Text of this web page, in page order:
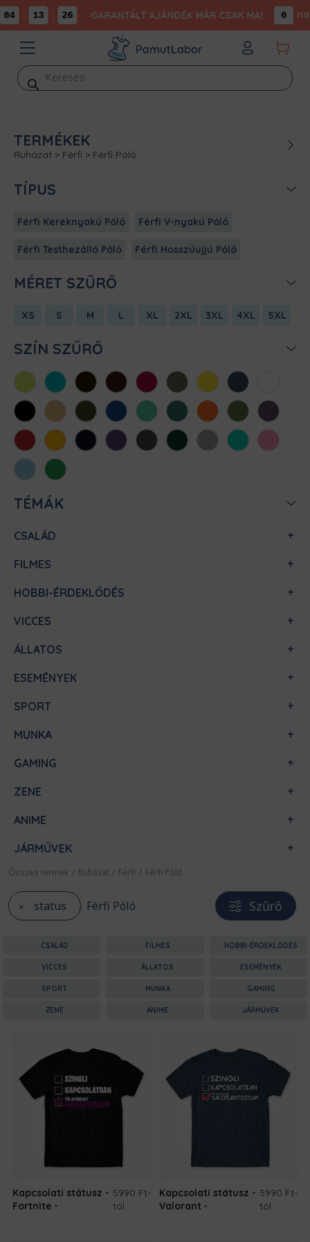
13 26 GARANTÁLT AJÁNDÉK MÁR CSAK MA! 0
Products
search
TERMÉKEK
Ruházat > Férfi > Férfi Póló
TÍPUS
Férfi Kereknyakú Póló Férfi V-nyakú Póló
Férfi Testhezálló Póló Férfi Hosszúujjú Póló
MÉRET SZŰRŐ
XS S M L XL 2XL 3XL 4XL 5XL
SZÍN SZŰRŐ
AlmazöldAtollkékBarnaBordóChili Cink Citromsárga
Denim
FeketeHomokKhaki KirálykékMentaMéregzöld
NarancsOliva Padlizsán
Piros SárgaSötétkékSötétlilaSötétszürke
SötétzöldSportszürke
Türkiz
Világos
rózsaszín
Világoskék
Zöld
TÉMÁK
CSALÁD
FILMES
HOBBI-ÉRDEKLŐDÉS
VICCES
ÁLLATOS
ESEMÉNYEK
SPORT
MUNKA
GAMING
ZENE
ANIME
JÁRMŰVEK
Összes termék / Ruházat / Férfi / Férfi Póló
status Férfi Póló Szűrő
CSALÁD FILMES HOBBI-ÉRDEKLŐDÉS
VICCES ÁLLATOS ESEMÉNYEK
SPORT MUNKA GAMING
ZENE ANIME JÁRMŰVEK
Kapcsolati státusz -
Fortnite
5990 Ft-
tól
Kapcsolati státusz -
Valorant
5990 Ft-
tól